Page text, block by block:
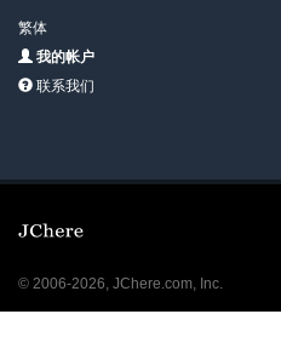
繁体
我的帐户
联系我们
© 2006-2026, JChere.com, Inc.